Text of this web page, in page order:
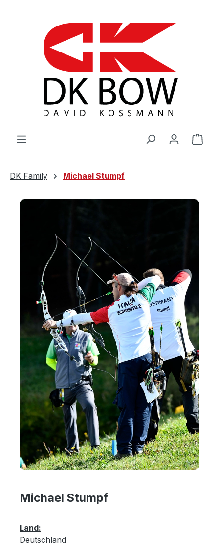
DK Family Michael Stumpf
Michael Stumpf
Land:
Deutschland